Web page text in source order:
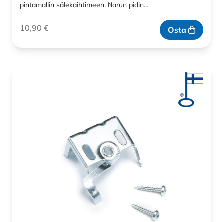
pintamallin sälekaihtimeen. Narun pidin…
10,90 € Osta